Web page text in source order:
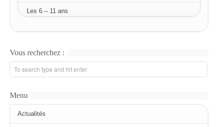
Les 6 – 11 ans
Vous recherchez :
Menu
Actualités